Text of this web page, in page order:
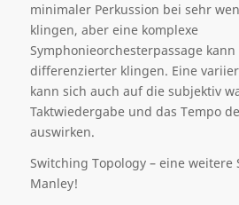
minimaler Perkussion bei sehr
klingen, aber eine komplexe
Symphonieorchesterpassage
differenzierter klingen. Eine
kann sich auch auf die subjektiv
Taktwiedergabe und das Tempo
auswirken.
Switching Topology – eine weitere
Manley!